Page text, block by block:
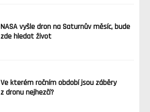
NASA vyšle dron na Saturnův měsíc, bude
zde hledat život
Ve kterém ročním období jsou záběry
z dronu nejhezčí?